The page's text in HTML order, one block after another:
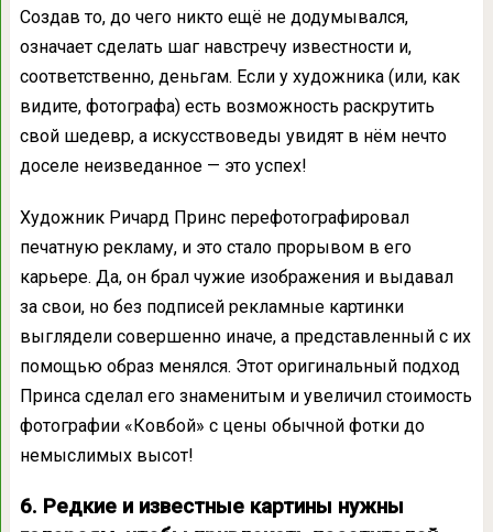
Создав то, до чего никто ещё не додумывался,
означает сделать шаг навстречу известности и,
соответственно, деньгам. Если у художника (или, как
видите, фотографа) есть возможность раскрутить
свой шедевр, а искусствоведы увидят в нём нечто
доселе неизведанное — это успех!
Художник Ричард Принс перефотографировал
печатную рекламу, и это стало прорывом в его
карьере. Да, он брал чужие изображения и выдавал
за свои, но без подписей рекламные картинки
выглядели совершенно иначе, а представленный с их
помощью образ менялся. Этот оригинальный подход
Принса сделал его знаменитым и увеличил стоимость
фотографии «Ковбой» с цены обычной фотки до
немыслимых высот!
6. Редкие и известные картины нужны